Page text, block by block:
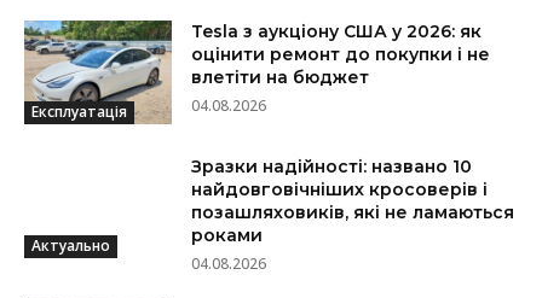
Експлуатація
Tesla з аукціону США у 2026: як
оцінити ремонт до покупки і не
влетіти на бюджет
04.08.2026
Актуально
Зразки надійності: названо 10
найдовговічніших кросоверів і
позашляховиків, які не ламаються
роками
04.08.2026